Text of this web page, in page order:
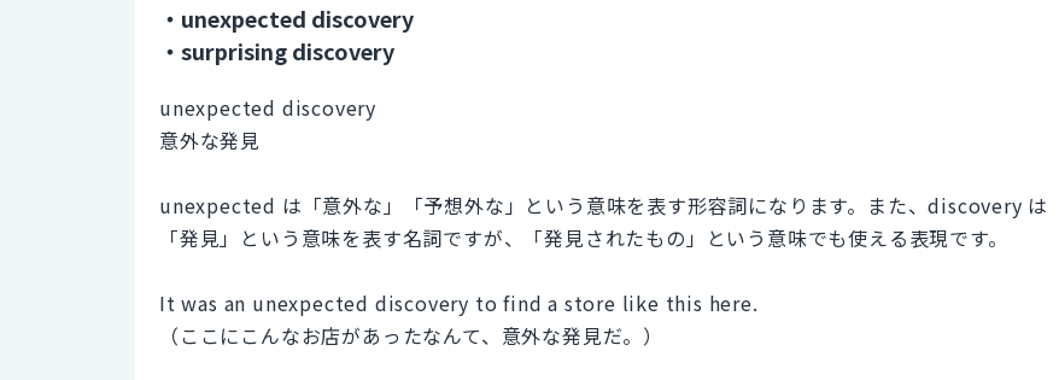
・unexpected discovery
・surprising discovery
unexpected discovery
意外な発見
unexpected は「意外な」「予想外な」という意味を表す形容詞になります。また、discovery は
「発見」という意味を表す名詞ですが、「発見されたもの」という意味でも使える表現です。
It was an unexpected discovery to find a store like this here.
（ここにこんなお店があったなんて、意外な発見だ。）